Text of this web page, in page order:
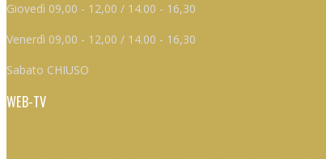
Giovedì 09,00 - 12,00 / 14.00 - 16,30
Venerdì 09,00 - 12,00 / 14.00 - 16,30
Sabato CHIUSO
WEB-TV